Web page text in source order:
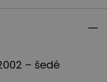
– šedé